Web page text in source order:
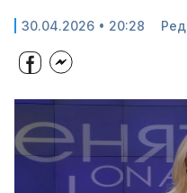
30.04.2026 • 20:28